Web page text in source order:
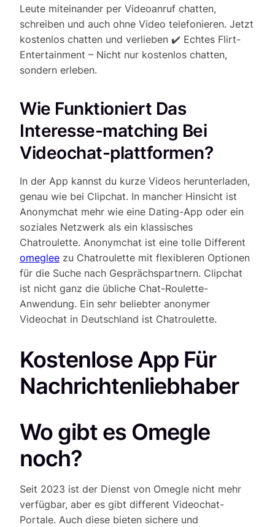
Leute miteinander per Videoanruf chatten,
schreiben und auch ohne Video telefonieren. Jetzt
kostenlos chatten und verlieben ✔️ Echtes Flirt-
Entertainment – Nicht nur kostenlos chatten,
sondern erleben.
Wie Funktioniert Das
Interesse-matching Bei
Videochat-plattformen?
In der App kannst du kurze Videos herunterladen,
genau wie bei Clipchat. In mancher Hinsicht ist
Anonymchat mehr wie eine Dating-App oder ein
soziales Netzwerk als ein klassisches
Chatroulette. Anonymchat ist eine tolle Different
omeglee zu Chatroulette mit flexibleren Optionen
für die Suche nach Gesprächspartnern. Clipchat
ist nicht ganz die übliche Chat-Roulette-
Anwendung. Ein sehr beliebter anonymer
Videochat in Deutschland ist Chatroulette.
Kostenlose App Für
Nachrichtenliebhaber
Wo gibt es Omegle
noch?
Seit 2023 ist der Dienst von Omegle nicht mehr
verfügbar, aber es gibt different Videochat-
Portale. Auch diese bieten sichere und